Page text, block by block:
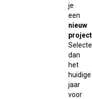
je
een
nieuw
project
dan
het
huidige
jaar
voor